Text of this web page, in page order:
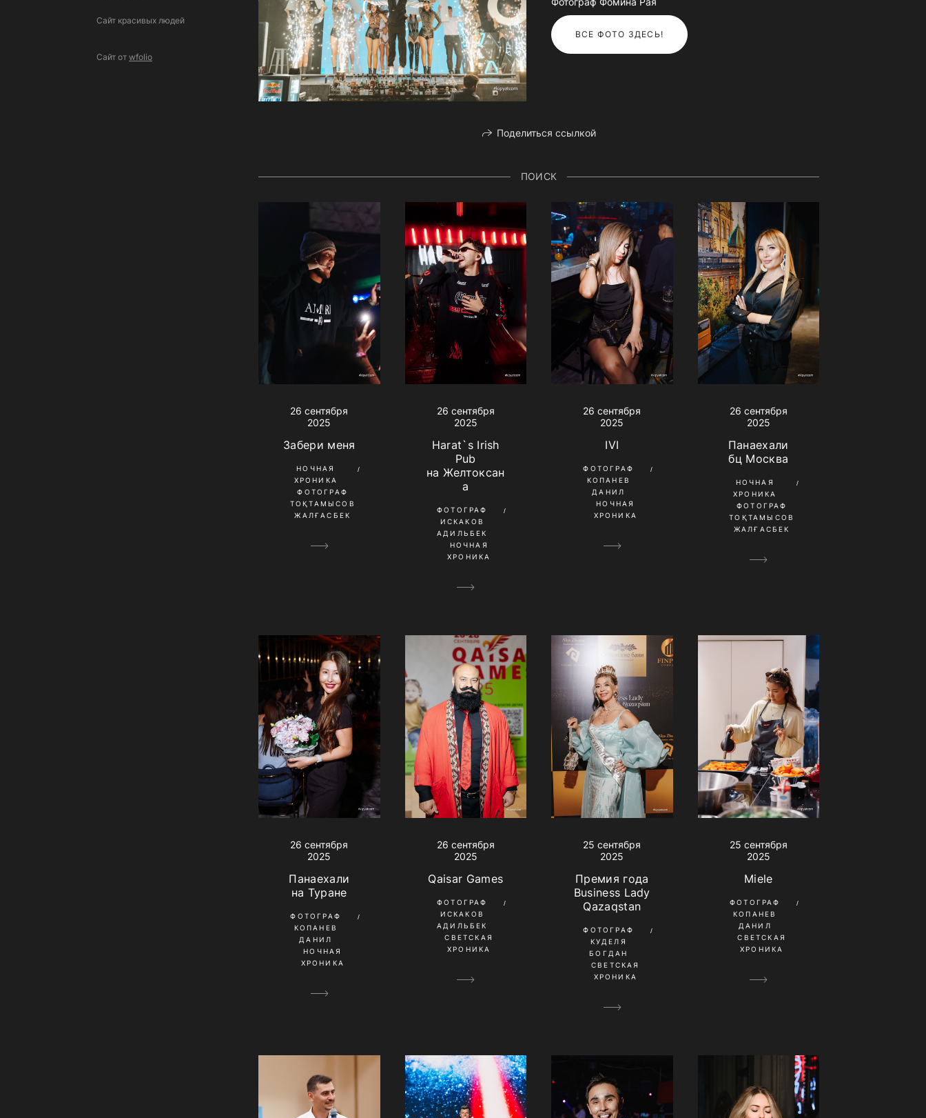
Сайт красивых людей
Сайт от wfolio
ВСЕ ФОТО ЗДЕСЬ!
Поделиться ссылкой
ПОИСК
26 сентября
2025
Забери меня
НОЧНАЯ
ХРОНИКА
ФОТОГРАФ
ТОҚТАМЫСОВ
ЖАЛҒАСБЕК
26 сентября
2025
Harat`s Irish
Pub
на Желтоксан
а
ФОТОГРАФ
ИСКАКОВ
АДИЛЬБЕК
НОЧНАЯ
ХРОНИКА
26 сентября
2025
IVI
ФОТОГРАФ
КОПАНЕВ
ДАНИЛ
НОЧНАЯ
ХРОНИКА
26 сентября
2025
Панаехали
бц Москва
НОЧНАЯ
ХРОНИКА
ФОТОГРАФ
ТОҚТАМЫСОВ
ЖАЛҒАСБЕК
26 сентября
2025
Панаехали
на Туране
ФОТОГРАФ
КОПАНЕВ
ДАНИЛ
НОЧНАЯ
ХРОНИКА
26 сентября
2025
Qaisar Games
ФОТОГРАФ
ИСКАКОВ
АДИЛЬБЕК
СВЕТСКАЯ
ХРОНИКА
25 сентября
2025
Премия года
Business Lady
Qazaqstan
ФОТОГРАФ
КУДЕЛЯ
БОГДАН
СВЕТСКАЯ
ХРОНИКА
25 сентября
2025
Miele
ФОТОГРАФ
КОПАНЕВ
ДАНИЛ
СВЕТСКАЯ
ХРОНИКА